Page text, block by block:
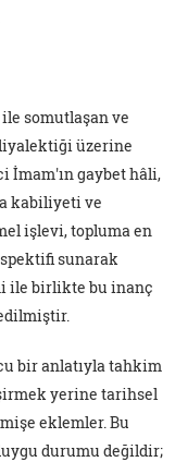
somutlaşan ve
üzerine
gaybet hâli,
kabiliyeti ve
işlevi, topluma en
sunarak
ile birlikte bu inanç
bir anlatıyla tahkim
yerine tarihsel
eklemler. Bu
durumu değildir;